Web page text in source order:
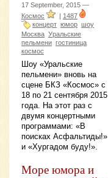
17 September, 2015 —
Космос
| 1487
концерт юмор шоу
Москва Уральские
пельмени гостиница
космос
Шоу «Уральские
пельмени» вновь на
сцене БКЗ «Космос» с
18 по 21 сентября 2015
года. На этот раз с
двумя концертными
программами: «В
поисках Асфальтиды!»
и «Хургадом буду!».
Море юмора и